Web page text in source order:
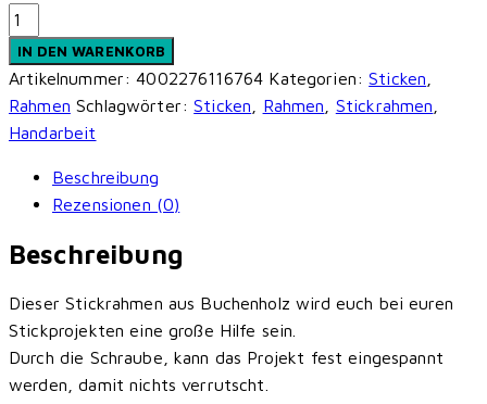
Stickrahmen
-
Prym
-
Buchenholz
8mm
Menge
IN DEN WARENKORB
Artikelnummer:4002276116764 Kategorien:Sticken
Rahmen Schlagwörter:Sticken Rahmen Stickrahmen
Handarbeit
Beschreibung
Rezensionen (0)
Beschreibung
Dieser Stickrahmen aus Buchenholz wird euch bei euren
Stickprojekten eine große Hilfe sein.
Durch die Schraube, kann das Projekt fest eingespannt
werden, damit nichts verrutscht.